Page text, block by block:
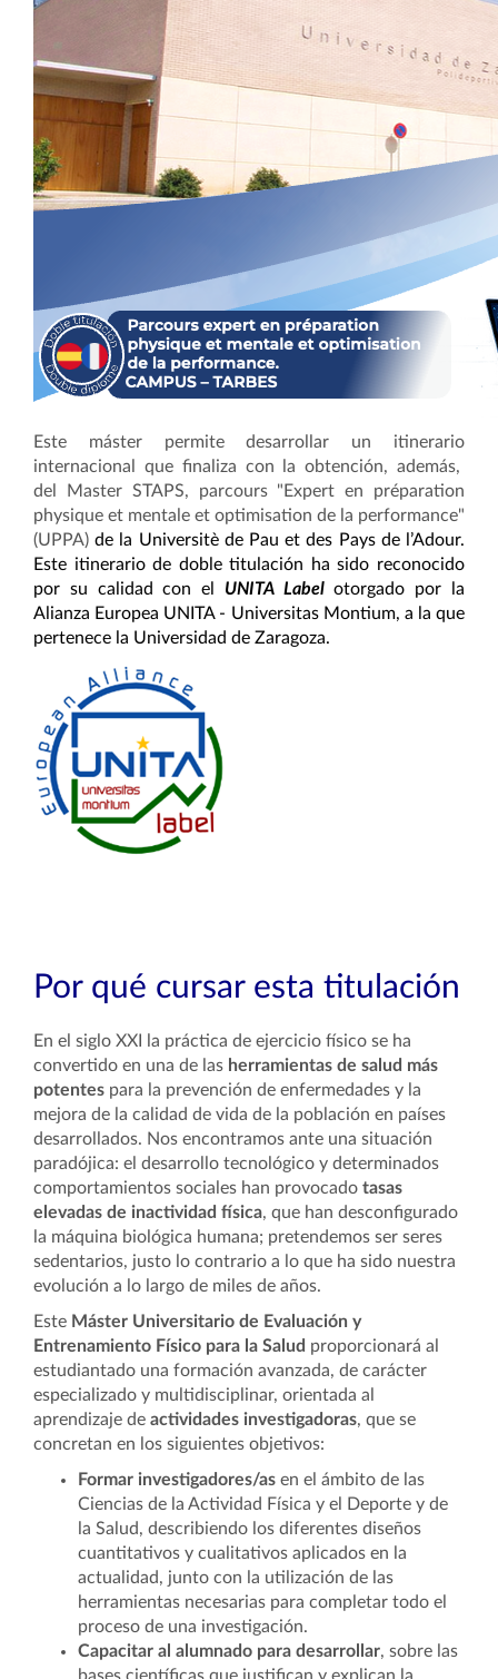
Este máster permite desarrollar un itinerario
internacional que finaliza con la obtención, además,
del Master STAPS, parcours "Expert en préparation
physique et mentale et optimisation de la performance"
(UPPA)de la Universitè de Pau et des Pays de l’Adour.
Este itinerario de doble titulación ha sido reconocido
por su calidad con el UNITA Label otorgado por la
Alianza Europea UNITA - Universitas Montium, a la que
pertenece la Universidad de Zaragoza.
Por qué cursar esta titulación
En el siglo XXI la práctica de ejercicio físico se ha
convertido en una de las herramientas de salud más
potentes para la prevención de enfermedades y la
mejora de la calidad de vida de la población en países
desarrollados. Nos encontramos ante una situación
paradójica: el desarrollo tecnológico y determinados
comportamientos sociales han provocado tasas
elevadas de inactividad física, que han desconfigurado
la máquina biológica humana; pretendemos ser seres
sedentarios, justo lo contrario a lo que ha sido nuestra
evolución a lo largo de miles de años.
Este Máster Universitario de Evaluación y
Entrenamiento Físico para la Salud proporcionará al
estudiantado una formación avanzada, de carácter
especializado y multidisciplinar, orientada al
aprendizaje de actividades investigadoras, que se
concretan en los siguientes objetivos:
Formar investigadores/as en el ámbito de las
Ciencias de la Actividad Física y el Deporte y de
la Salud, describiendo los diferentes diseños
cuantitativos y cualitativos aplicados en la
actualidad, junto con la utilización de las
herramientas necesarias para completar todo el
proceso de una investigación.
Capacitar al alumnado para desarrollar, sobre las